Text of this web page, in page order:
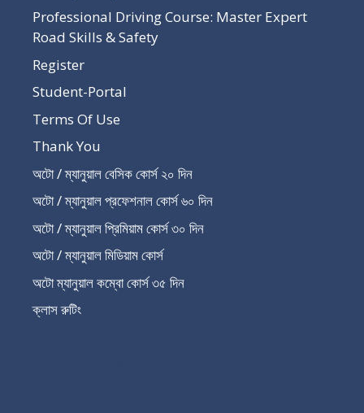
Professional Driving Course: Master Expert
Road Skills & Safety
Register
Student-Portal
Terms Of Use
Thank You
অটো / ম্যানুয়াল বেসিক কোর্স ২০ দিন
অটো / ম্যানুয়াল প্রফেশনাল কোর্স ৬০ দিন
অটো / ম্যানুয়াল প্রিমিয়াম কোর্স ৩০ দিন
অটো / ম্যানুয়াল মিডিয়াম কোর্স
অটো ম্যানুয়াল কম্বো কোর্স ৩৫ দিন
ক্লাস রুটিং